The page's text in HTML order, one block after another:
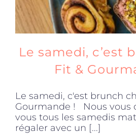
Le samedi, c’est
Fit &
Le samedi, c'est brunch
Gourmande ! Nous vous
vous tous les samedis
régaler avec un [...]